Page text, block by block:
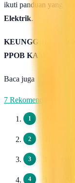
ikuti panduan yang
Elektrik.
KEUNGGULAN &
PPOB KAMI
Baca juga
7 Rekomendasi
Bebas